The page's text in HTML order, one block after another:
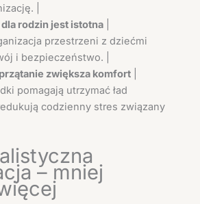
|
rodzin jest istotna
przestrzeni z dziećmi
i bezpieczeństwo. |
zwiększa komfort
pomagają utrzymać ład
codzienny stres związany
– mniej